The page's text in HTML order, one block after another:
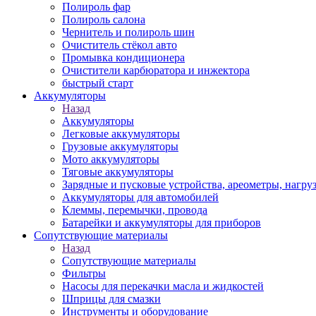
Полироль фар
Полироль салона
Чернитель и полироль шин
Очиститель стёкол авто
Промывка кондиционера
Очистители карбюратора и инжектора
быстрый старт
Аккумуляторы
Назад
Аккумуляторы
Легковые аккумуляторы
Грузовые аккумуляторы
Мото аккумуляторы
Тяговые аккумуляторы
Зарядные и пусковые устройства, ареометры,
Аккумуляторы для автомобилей
Клеммы, перемычки, провода
Батарейки и аккумуляторы для приборов
Сопутствующие материалы
Назад
Сопутствующие материалы
Фильтры
Насосы для перекачки масла и жидкостей
Шприцы для смазки
Инструменты и оборудование